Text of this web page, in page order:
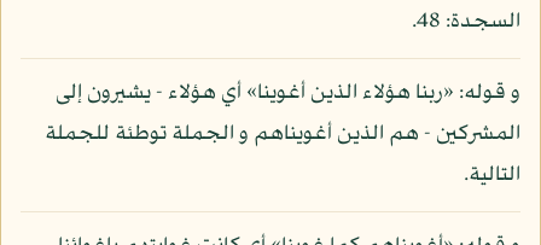
السجدة: 48.
و قوله: «ربنا هؤلاء الذين أغوينا» أي هؤلاء - يشيرون إلى
المشركين - هم الذين أغويناهم و الجملة توطئة للجملة
التالية.